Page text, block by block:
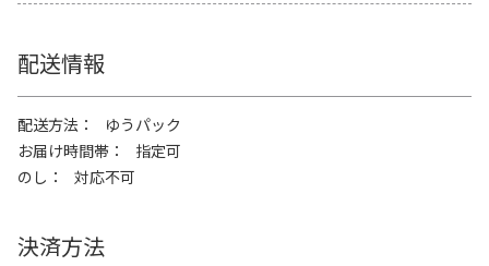
配送情報
配送方法
ゆうパック
お届け時間帯
指定可
のし
対応不可
決済方法